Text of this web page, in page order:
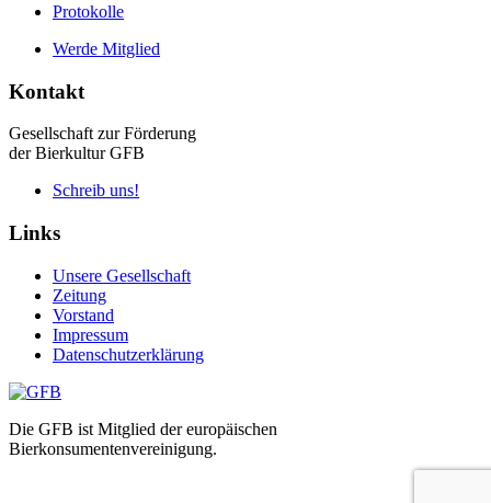
Protokolle
Werde Mitglied
Kontakt
Gesellschaft zur Förderung
der Bierkultur GFB
Schreib uns!
Links
Unsere Gesellschaft
Zeitung
Vorstand
Impressum
Datenschutzerklärung
Die GFB ist Mitglied der europäischen
Bierkonsumentenvereinigung.